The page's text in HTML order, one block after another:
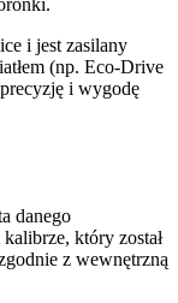
i jest zasilany
(np. Eco-Drive
i wygodę
danego
który został
z wewnętrzną